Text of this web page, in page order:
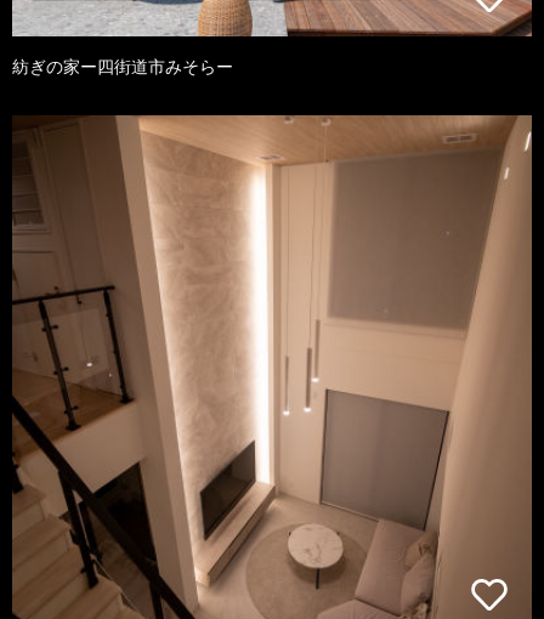
紡ぎの家ー四街道市みそらー